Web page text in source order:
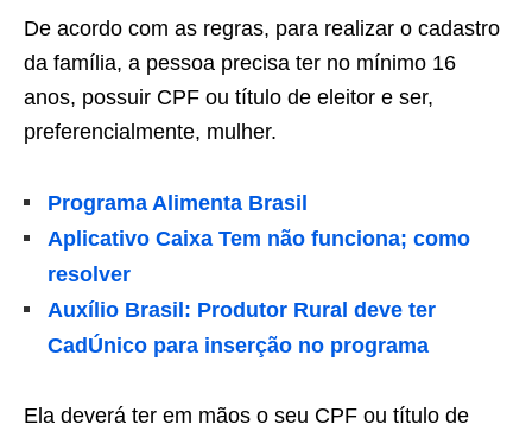
De acordo com as regras, para realizar o cadastro
da família, a pessoa precisa ter no mínimo 16
anos, possuir CPF ou título de eleitor e ser,
preferencialmente, mulher.
Programa Alimenta Brasil
Aplicativo Caixa Tem não funciona; como
resolver
Auxílio Brasil: Produtor Rural deve ter
CadÚnico para inserção no programa
Ela deverá ter em mãos o seu CPF ou título de